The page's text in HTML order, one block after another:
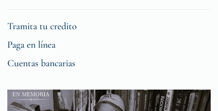
Tramita tu credito
Paga en línea
Cuentas bancarias